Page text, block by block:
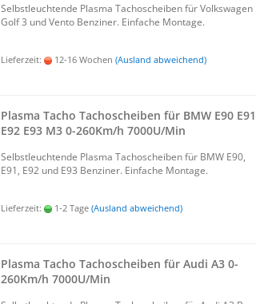
Selbst­leuch­ten­de Plas­ma Ta­cho­schei­ben für Volks­wa­gen
Golf 3 und Vento Ben­zi­ner. Ein­fa­che Mon­ta­ge.
Lieferzeit: 12-16 Wochen (Ausland abweichend)
Plas­ma Tacho Ta­cho­schei­ben für BMW E90 E91
E92 E93 M3 0-​260Km/h 7000U/Min
Selbst­leuch­ten­de Plas­ma Ta­cho­schei­ben für BMW E90,
E91, E92 und E93 Ben­zi­ner. Ein­fa­che Mon­ta­ge.
Lieferzeit: 1-2 Tage (Ausland abweichend)
Plas­ma Tacho Ta­cho­schei­ben für Audi A3 0-​
260Km/h 7000U/Min